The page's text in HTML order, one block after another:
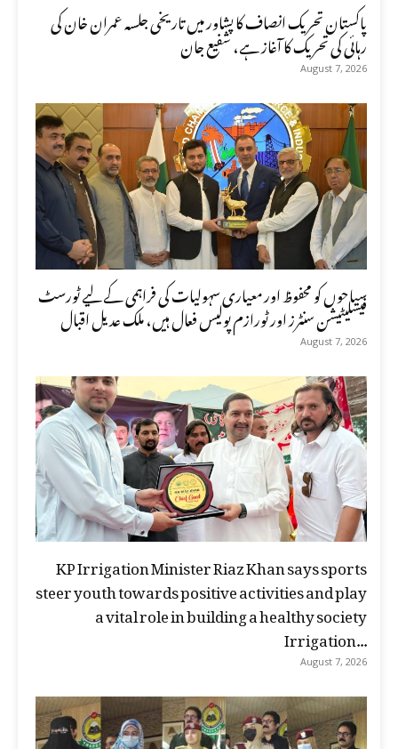
پاکستان تحریک انصاف کا پشاور میں تاریخی جلسہ عمران خان کی
رہائی کی تحریک کا آغاز ہے، شفیع جان
August 7, 2026
سیاحوں کو محفوظ اور معیاری سہولیات کی فراہمی کے لیے ٹورسٹ
فیسلیٹیشن سنٹرز اور ٹورازم پولیس فعال ہیں، ملک عدیل اقبال
August 7, 2026
KP Irrigation Minister Riaz Khan says sports
steer youth towards positive activities and play
a vital role in building a healthy society
Irrigation...
August 7, 2026